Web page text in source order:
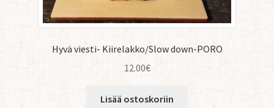
Hyvä viesti- Kiirelakko/Slow down-PORO
12.00€
Lisää ostoskoriin